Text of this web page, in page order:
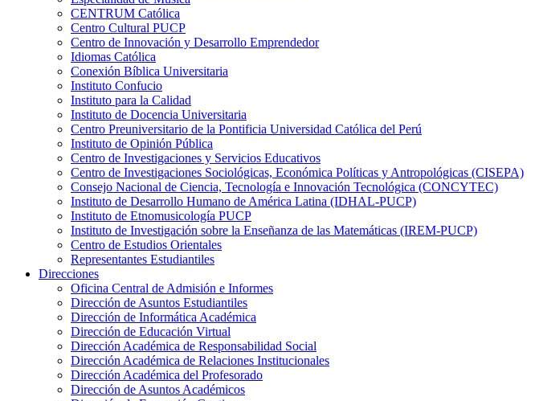
CENTRUM Católica
Centro Cultural PUCP
Centro de Innovación y Desarrollo Emprendedor
Idiomas Católica
Conexión Bíblica Universitaria
Instituto Confucio
Instituto para la Calidad
Instituto de Docencia Universitaria
Centro Preuniversitario de la Pontificia Universidad Católica del Perú
Instituto de Opinión Pública
Centro de Investigaciones y Servicios Educativos
Centro de Investigaciones Sociológicas, Económica Políticas y Antropológicas (CISEPA)
Consejo Nacional de Ciencia, Tecnología e Innovación Tecnológica (CONCYTEC)
Instituto de Desarrollo Humano de América Latina (IDHAL-PUCP)
Instituto de Etnomusicología PUCP
Instituto de Investigación sobre la Enseñanza de las Matemáticas (IREM-PUCP)
Centro de Estudios Orientales
Representantes Estudiantiles
Direcciones
Oficina Central de Admisión e Informes
Dirección de Asuntos Estudiantiles
Dirección de Informática Académica
Dirección de Educación Virtual
Dirección Académica de Responsabilidad Social
Dirección Académica de Relaciones Institucionales
Dirección Académica del Profesorado
Dirección de Asuntos Académicos